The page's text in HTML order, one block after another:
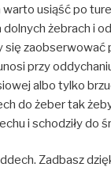
usiąść po
dolnych żebrach i
się zaobserwować
przy
albo tylko
do żeber tak
i schodziły do
Zadbasz